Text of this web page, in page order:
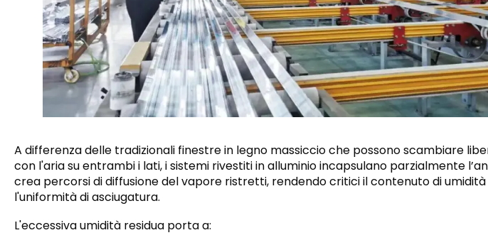
A differenza delle tradizionali finestre in legno massiccio che possono scambiare
con l'aria su entrambi i lati, i sistemi rivestiti in alluminio incapsulano parzialmente
crea percorsi di diffusione del vapore ristretti, rendendo critici il contenuto di umidità
l'uniformità di asciugatura.
L'eccessiva umidità residua porta a: